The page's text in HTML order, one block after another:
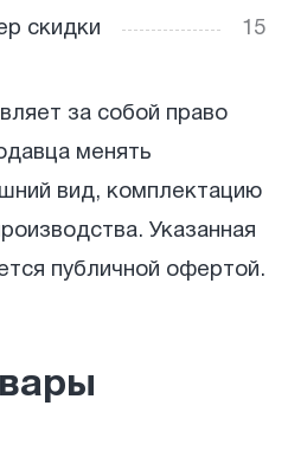
скидки 15
за собой право
менять
вид, комплектацию
Указанная
публичной офертой.